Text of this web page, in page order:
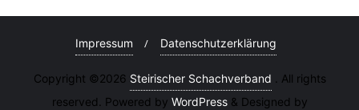
Impressum Datenschutzerklärung
Copyright ©2026 Steirischer Schachverband . All rights
reserved. Powered by WordPress & Designed by